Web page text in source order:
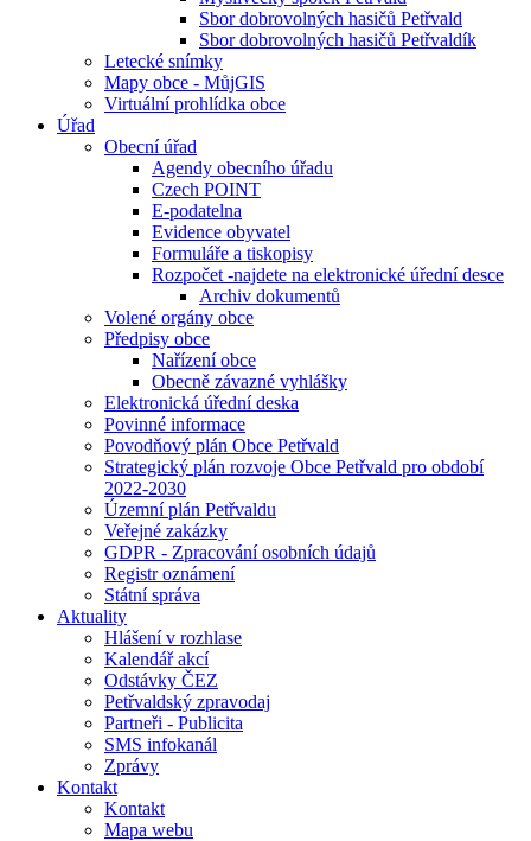
Sbor dobrovolných hasičů Petřvald
Sbor dobrovolných hasičů Petřvaldík
Letecké snímky
Mapy obce - MůjGIS
Virtuální prohlídka obce
Úřad
Obecní úřad
Agendy obecního úřadu
Czech POINT
E-podatelna
Evidence obyvatel
Formuláře a tiskopisy
Rozpočet -najdete na elektronické úřední desce
Archiv dokumentů
Volené orgány obce
Předpisy obce
Nařízení obce
Obecně závazné vyhlášky
Elektronická úřední deska
Povinné informace
Povodňový plán Obce Petřvald
Strategický plán rozvoje Obce Petřvald pro období
2022-2030
Územní plán Petřvaldu
Veřejné zakázky
GDPR - Zpracování osobních údajů
Registr oznámení
Státní správa
Aktuality
Hlášení v rozhlase
Kalendář akcí
Odstávky ČEZ
Petřvaldský zpravodaj
Partneři - Publicita
SMS infokanál
Zprávy
Kontakt
Kontakt
Mapa webu